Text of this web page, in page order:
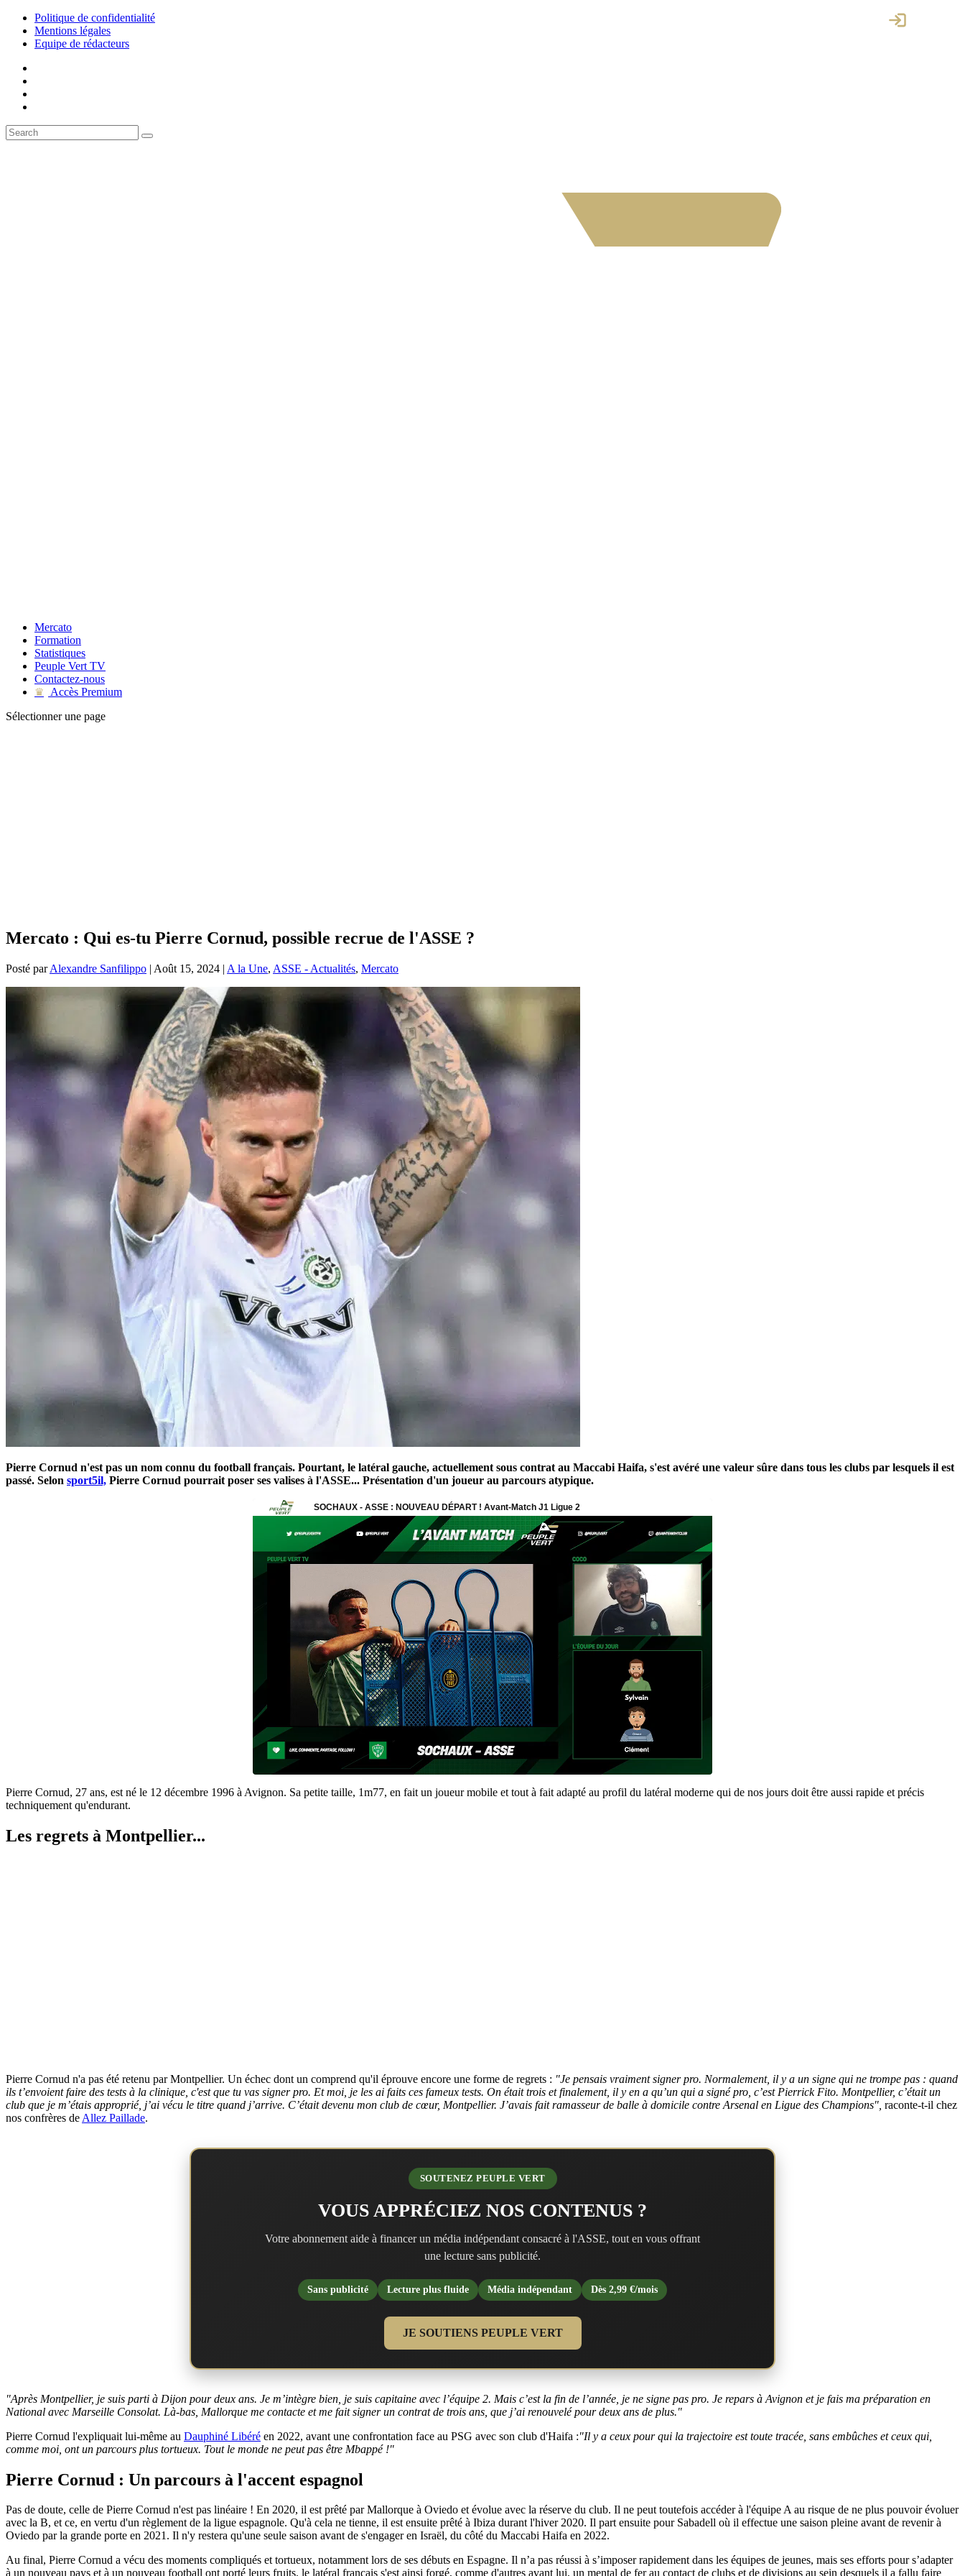
Politique de confidentialité
Mentions légales
Equipe de rédacteurs
Mercato
Formation
Statistiques
Peuple Vert TV
Contactez-nous
♛
Accès Premium
Sélectionner une page
Mercato : Qui es-tu Pierre Cornud, possible recrue de l'ASSE ?
Posté parAlexandre Sanfilippo | Août 15, 2024 | A la Une, ASSE - Actualités, Mercato
Pierre Cornud n'est pas un nom connu du football français. Pourtant, le latéral gauche, actuellement sous contrat au Maccabi Haifa, s'est avéré une valeur sûre dans tous les clubs par lesquels il est
passé. Selon sport5il, Pierre Cornud pourrait poser ses valises à l'ASSE... Présentation d'un joueur au parcours atypique.
Pierre Cornud, 27 ans, est né le 12 décembre 1996 à Avignon. Sa petite taille, 1m77, en fait un joueur mobile et tout à fait adapté au profil du latéral moderne qui de nos jours doit être aussi rapide et précis
techniquement qu'endurant.
Les regrets à Montpellier...
Pierre Cornud n'a pas été retenu par Montpellier. Un échec dont un comprend qu'il éprouve encore une forme de regrets : "Je pensais vraiment signer pro. Normalement, il y a un signe qui ne trompe pas : quand
ils t’envoient faire des tests à la clinique, c'est que tu vas signer pro. Et moi, je les ai faits ces fameux tests. On était trois et finalement, il y en a qu’un qui a signé pro, c’est Pierrick Fito. Montpellier, c’était un
club que je m’étais approprié, j’ai vécu le titre quand j’arrive. C’était devenu mon club de cœur, Montpellier. J’avais fait ramasseur de balle à domicile contre Arsenal en Ligue des Champions", raconte-t-il chez
nos confrères de Allez Paillade.
SOUTENEZ PEUPLE VERT
VOUS APPRÉCIEZ NOS CONTENUS ?
Votre abonnement aide à financer un média indépendant consacré à l'ASSE, tout en vous offrant
une lecture sans publicité.
Sans publicité Lecture plus fluide Média indépendant Dès 2,99 €/mois
JE SOUTIENS PEUPLE VERT
"Après Montpellier, je suis parti à Dijon pour deux ans. Je m’intègre bien, je suis capitaine avec l’équipe 2. Mais c’est la fin de l’année, je ne signe pas pro. Je repars à Avignon et je fais ma préparation en
National avec Marseille Consolat. Là-bas, Mallorque me contacte et me fait signer un contrat de trois ans, que j’ai renouvelé pour deux ans de plus."
Pierre Cornud l'expliquait lui-même au Dauphiné Libéré en 2022, avant une confrontation face au PSG avec son club d'Haifa :"Il y a ceux pour qui la trajectoire est toute tracée, sans embûches et ceux qui,
comme moi, ont un parcours plus tortueux. Tout le monde ne peut pas être Mbappé !"
Pierre Cornud : Un parcours à l'accent espagnol
Pas de doute, celle de Pierre Cornud n'est pas linéaire ! En 2020, il est prêté par Mallorque à Oviedo et évolue avec la réserve du club. Il ne peut toutefois accéder à l'équipe A au risque de ne plus pouvoir évoluer
avec la B, et ce, en vertu d'un règlement de la ligue espagnole. Qu'à cela ne tienne, il est ensuite prêté à Ibiza durant l'hiver 2020. Il part ensuite pour Sabadell où il effectue une saison pleine avant de revenir à
Oviedo par la grande porte en 2021. Il n'y restera qu'une seule saison avant de s'engager en Israël, du côté du Maccabi Haifa en 2022.
Au final, Pierre Cornud a vécu des moments compliqués et tortueux, notamment lors de ses débuts en Espagne. Il n’a pas réussi à s’imposer rapidement dans les équipes de jeunes, mais ses efforts pour s’adapter
à un nouveau pays et à un nouveau football ont porté leurs fruits. le latéral français s'est ainsi forgé, comme d'autres avant lui, un mental de fer au contact de clubs et de divisions au sein desquels il a fallu faire